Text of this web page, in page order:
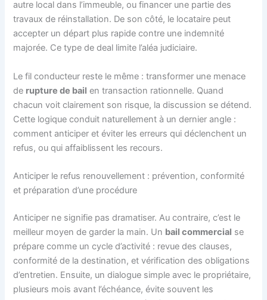
autre local dans l’immeuble, ou financer une partie des
travaux de réinstallation. De son côté, le locataire peut
accepter un départ plus rapide contre une indemnité
majorée. Ce type de deal limite l’aléa judiciaire.
Le fil conducteur reste le même : transformer une menace
de rupture de bail en transaction rationnelle. Quand
chacun voit clairement son risque, la discussion se détend.
Cette logique conduit naturellement à un dernier angle :
comment anticiper et éviter les erreurs qui déclenchent un
refus, ou qui affaiblissent les recours.
Anticiper le refus renouvellement : prévention, conformité
et préparation d’une procédure
Anticiper ne signifie pas dramatiser. Au contraire, c’est le
meilleur moyen de garder la main. Un bail commercial se
prépare comme un cycle d’activité : revue des clauses,
conformité de la destination, et vérification des obligations
d’entretien. Ensuite, un dialogue simple avec le propriétaire,
plusieurs mois avant l’échéance, évite souvent les